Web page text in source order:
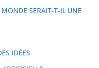
SERAIT-T-IL UNE
IDÉES